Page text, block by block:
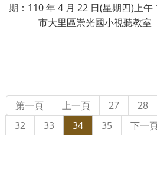
期：110 年 4 月 22 日(星期四)上午
市大里區崇光國小視聽教室
第一頁 上一頁 27 28
32
33 34 35 下一